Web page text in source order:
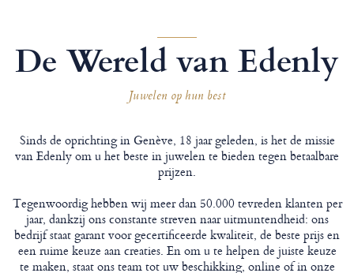
De Wereld van Edenly
Juwelen op hun best
Sinds de oprichting in Genève, 18 jaar geleden, is het de missie
van Edenly om u het beste in juwelen te bieden tegen betaalbare
prijzen.
Tegenwoordig hebben wij meer dan 50.000 tevreden klanten per
jaar, dankzij ons constante streven naar uitmuntendheid: ons
bedrijf staat garant voor gecertificeerde kwaliteit, de beste prijs en
een ruime keuze aan creaties. En om u te helpen de juiste keuze
te maken, staat ons team tot uw beschikking, online of in onze